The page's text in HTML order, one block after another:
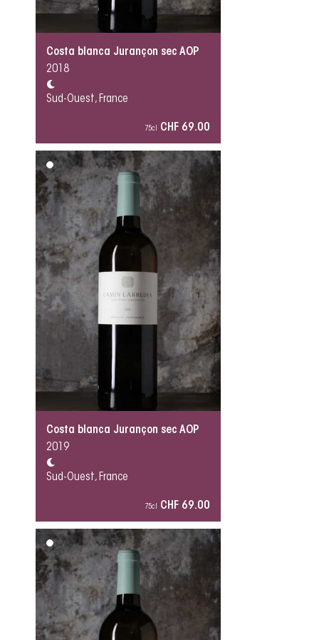
Costa blanca Jurançon sec AOP
2018
Sud-Ouest, France
75cl CHF 69.00
Costa blanca Jurançon sec AOP
2019
Sud-Ouest, France
75cl CHF 69.00